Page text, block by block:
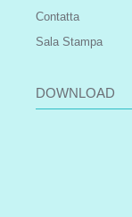
Contatta
Sala Stampa
DOWNLOAD